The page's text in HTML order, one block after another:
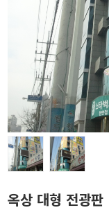
옥상 대형 전광판